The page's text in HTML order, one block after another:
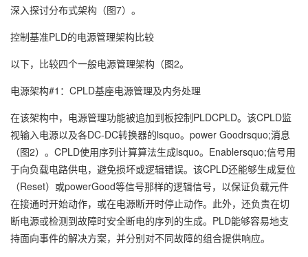
深入探讨分布式架构（图7）。
控制基准PLD的电源管理架构比较
以下，比较四个一般电源管理架构（图2。
电源架构#1：CPLD基座电源管理及内务处理
在该架构中，电源管理功能被追加到板控制PLDCPLD。该CPLD监
视输入电源以及各DC-DC转换器的lsquo。power Goodrsquo;消息
（图2）。CPLD使用序列计算算法生成lsquo。Enablersquo;信号用
于向负载电路供电，避免损坏或逻辑错误。该CPLD还能够生成复位
（Reset）或powerGood等信号那样的逻辑信号，以保证负载元件
在接通时开始动作，或在电源断开时停止动作。此外，还负责在切
断电源或检测到故障时安全断电的序列的生成。PLD能够容易地支
持面向事件的解决方案，并分别对不同故障的组合提供响应。